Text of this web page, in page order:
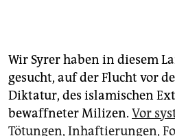
Wir Syrer haben in diesem
gesucht, auf der Flucht vor
Diktatur, des islamischen
bewaffneter Milizen. Vor
Tötungen, Inhaftierungen,